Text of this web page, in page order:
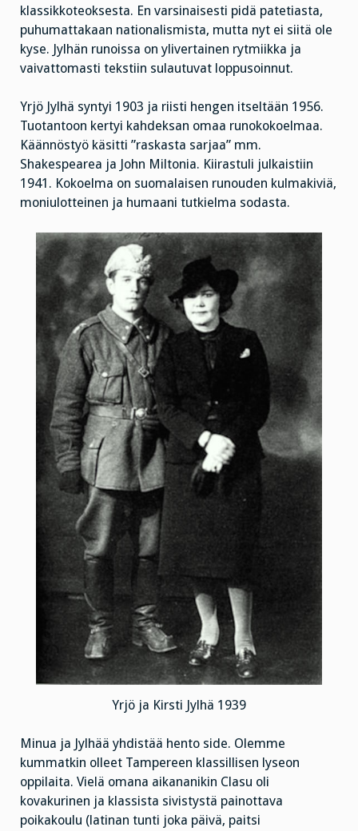
klassikkoteoksesta. En varsinaisesti pidä patetiasta,
puhumattakaan nationalismista, mutta nyt ei siitä ole
kyse. Jylhän runoissa on ylivertainen rytmiikka ja
vaivattomasti tekstiin sulautuvat loppusoinnut.
Yrjö Jylhä syntyi 1903 ja riisti hengen itseltään 1956.
Tuotantoon kertyi kahdeksan omaa runokokoelmaa.
Käännöstyö käsitti ”raskasta sarjaa” mm.
Shakespearea ja John Miltonia. Kiirastuli julkaistiin
1941. Kokoelma on suomalaisen runouden kulmakiviä,
moniulotteinen ja humaani tutkielma sodasta.
Yrjö ja Kirsti Jylhä 1939
Minua ja Jylhää yhdistää hento side. Olemme
kummatkin olleet Tampereen klassillisen lyseon
oppilaita. Vielä omana aikananikin Clasu oli
kovakurinen ja klassista sivistystä painottava
poikakoulu (latinan tunti joka päivä, paitsi